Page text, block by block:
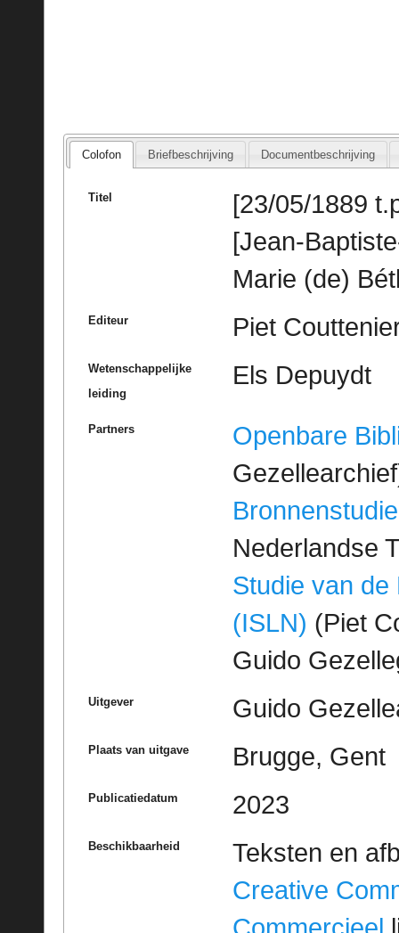
Colofon Briefbeschrijving Documentbeschrijving
Titel
[23/05/1889
[Jean-
Marie (de)
Editeur Piet
Wetenschappelijke
leiding
Els Depuydt
Partners
Openbare
Bronnenstudie
Nederlandse
Studie van de
(ISLN) (Piet
Guido
Uitgever Guido
Plaats van uitgave Brugge, Gent
Publicatiedatum 2023
Beschikbaarheid
Teksten en
Creative